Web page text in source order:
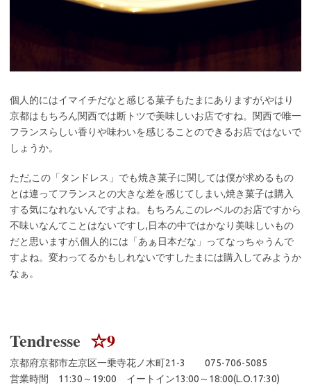
個人的にはイマイチだなと感じる菓子もたまにありますが,やはり
京都はもちろん関西では断トツで美味しいお店ですね。関西で唯一
フランスらしい香りや味わいを感じることのできるお店ではないで
しょうか。
ただ,この「タンドレス」でも焼き菓子に関しては僕が求めるもの
とは違ってフランスとの大きな差を感じてしまい,焼き菓子は購入
する気になれないんですよね。もちろんこのレベルのお店ですから
不味いなんてことはないですし,日本の中ではかなり美味しいもの
だと思いますが,個人的には「あぁ日本だな」ってなっちゃうんで
すよね。変わってるかもしれないですしたまには購入してみようか
なぁ。
Tendresse ☆9
京都府京都市左京区一乗寺花ノ木町21-3 075-706-5085
営業時間 11:30～19:00 イートイン13:00～18:00(L.O.17:30)